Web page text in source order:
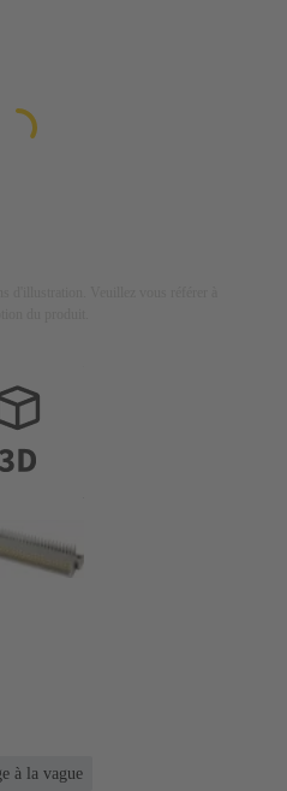
à la vague